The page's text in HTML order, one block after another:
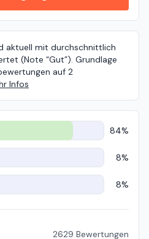
aktuell mit durchschnittlich
(Note “Gut”). Grundlage
auf 2
Infos
84%
8%
8%
2629 Bewertungen